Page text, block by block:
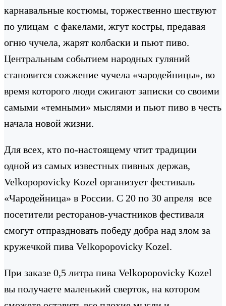
карнавальные костюмы, торжественно шествуют
по улицам с факелами, жгут костры, предавая
огню чучела, жарят колбаски и пьют пиво.
Центральным событием народных гуляний
становится сожжение чучела «чародейницы», во
время которого люди сжигают записки со своими
самыми «темными» мыслями и пьют пиво в честь
начала новой жизни.
Для всех, кто по-настоящему чтит традиции
одной из самых известных пивных держав,
Velkopopovicky Kozel организует фестиваль
«Чародейница» в России. С 20 по 30 апреля все
посетители ресторанов-участников фестиваля
смогут отпраздновать победу добра над злом за
кружечкой пива Velkopopovicky Kozel.
При заказе 0,5 литра пива Velkopopovicky Kozel
вы получаете маленький сверток, на котором